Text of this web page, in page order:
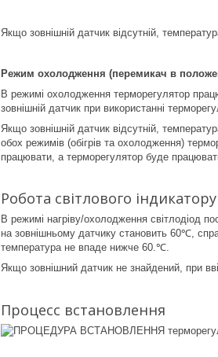
Якщо зовнішній датчик відсутній,
Режим охолодження (перемикач в
В режимі охолодження терморегулятор
зовнішній датчик при використанні
Якщо зовнішній датчик відсутній,
обох режимів (обігрів та охолодження)
працювати, а терморегулятор буде
Робота світлового індикатору
В режимі нагріву/охолодження світлодіод
на зовнішньому датчику становить 60℃,
температура не впаде нижче 60.℃.
Якщо зовнішний датчик не знайдений, при
Процесс встановлення